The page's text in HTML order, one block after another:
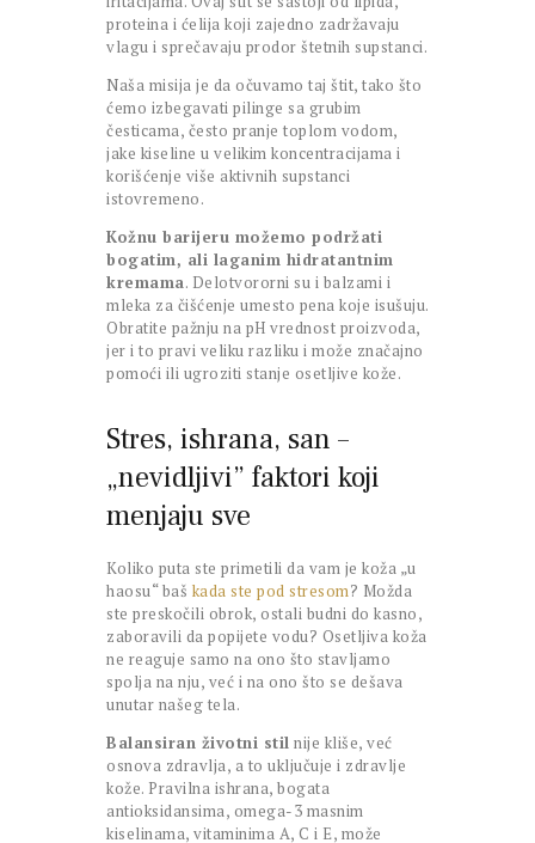
proteina i ćelija koji zajedno zadržavaju
vlagu i sprečavaju prodor štetnih supstanci.
Naša misija je da očuvamo taj štit, tako što
ćemo izbegavati pilinge sa grubim
česticama, često pranje toplom vodom,
jake kiseline u velikim koncentracijama i
korišćenje više aktivnih supstanci
istovremeno.
Kožnu barijeru možemo podržati
bogatim, ali laganim hidratantnim
kremama. Delotvororni su i balzami i
mleka za čišćenje umesto pena koje isušuju.
Obratite pažnju na pH vrednost proizvoda,
jer i to pravi veliku razliku i može značajno
pomoći ili ugroziti stanje osetljive kože.
Stres, ishrana, san –
„nevidljivi” faktori koji
menjaju sve
Koliko puta ste primetili da vam je koža „u
haosu“ baš kada ste pod stresom? Možda
ste preskočili obrok, ostali budni do kasno,
zaboravili da popijete vodu? Osetljiva koža
ne reaguje samo na ono što stavljamo
spolja na nju, već i na ono što se dešava
unutar našeg tela.
Balansiran životni stil nije kliše, već
osnova zdravlja, a to uključuje i zdravlje
kože. Pravilna ishrana, bogata
antioksidansima, omega-3 masnim
kiselinama, vitaminima A, C i E, može